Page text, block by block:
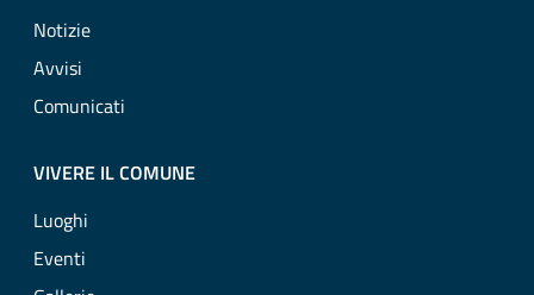
Notizie
Avvisi
Comunicati
VIVERE IL COMUNE
Luoghi
Eventi